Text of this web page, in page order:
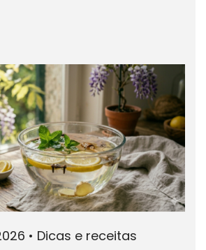
• Dicas e receitas